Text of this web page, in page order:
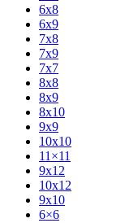
6x8
6x9
7x8
7x9
7x7
8x8
8x9
8x10
9x9
10x10
11×11
9x12
10x12
9x10
6×6